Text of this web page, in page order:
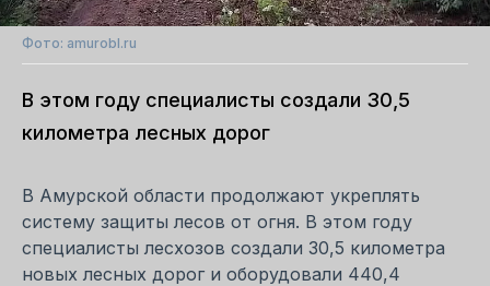
Фото: amurobl.ru
В этом году специалисты создали 30,5
километра лесных дорог
В Амурской области продолжают укреплять
систему защиты лесов от огня. В этом году
специалисты лесхозов создали 30,5 километра
новых лесных дорог и оборудовали 440,4